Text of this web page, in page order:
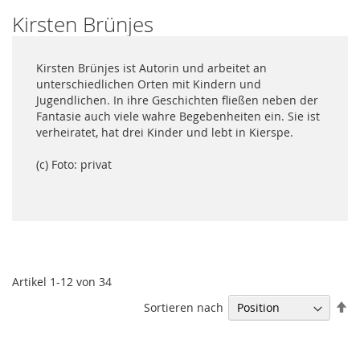
Kirsten Brünjes
Kirsten Brünjes ist Autorin und arbeitet an
unterschiedlichen Orten mit Kindern und
Jugendlichen. In ihre Geschichten fließen neben der
Fantasie auch viele wahre Begebenheiten ein. Sie ist
verheiratet, hat drei Kinder und lebt in Kierspe.
(c) Foto: privat
Artikel 1-12 von 34
Sortieren nach